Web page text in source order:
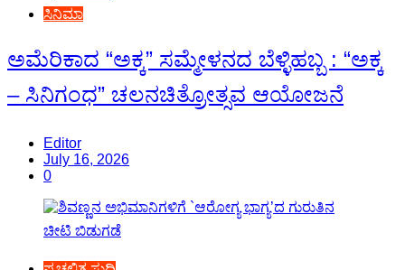
ಸಿನಿಮಾ
ಅಮೆರಿಕಾದ “ಅಕ್ಕ” ಸಮ್ಮೇಳನದ ಬೆಳ್ಳಿಹಬ್ಬ : “ಅಕ್ಕ
– ಸಿನಿಗಂಧ” ಚಲನಚಿತ್ರೋತ್ಸವ ಆಯೋಜನೆ
Editor
July 16, 2026
0